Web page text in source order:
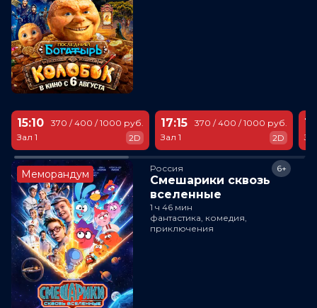
15:10
Зал 1
370 / 400 / 1000 руб.
2D
17:15
Зал 1
370 / 400 / 1000 руб.
2D
Меморандум Россия
Смешарики сквозь
вселенные
6+
1 ч 46 мин
фантастика, комедия,
приключения